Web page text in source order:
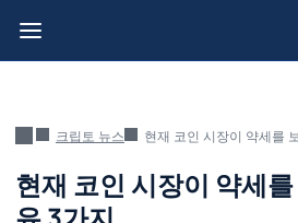
크립토 뉴스 현재 코인 시장이 약세를
현재 코인 시장이 약세